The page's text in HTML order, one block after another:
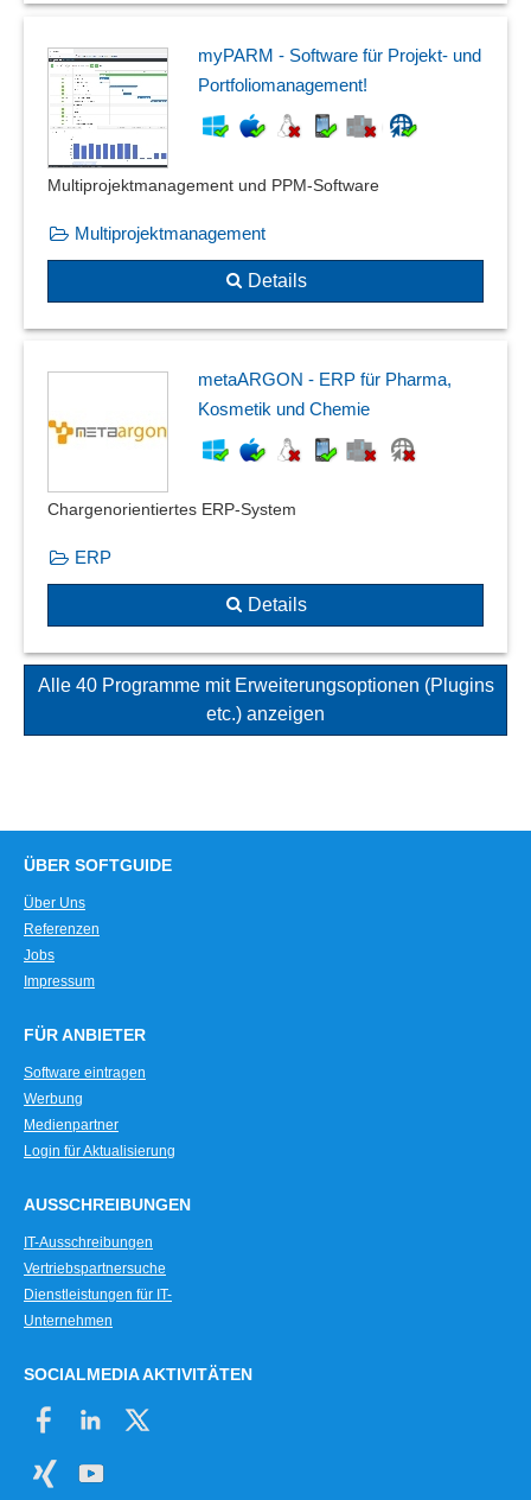
myPARM - Software für Projekt- und
Portfoliomanagement!
Multiprojektmanagement und PPM-Software
Multiprojektmanagement
Details
metaARGON - ERP für Pharma,
Kosmetik und Chemie
Chargenorientiertes ERP-System
ERP
Details
Alle 40 Programme mit Erweiterungsoptionen (Plugins
etc.) anzeigen
ÜBER SOFTGUIDE
Über Uns
Referenzen
Jobs
Impressum
FÜR ANBIETER
Software eintragen
Werbung
Medienpartner
Login für Aktualisierung
AUSSCHREIBUNGEN
IT-Ausschreibungen
Vertriebspartnersuche
Dienstleistungen für IT-
Unternehmen
SOCIALMEDIA AKTIVITÄTEN